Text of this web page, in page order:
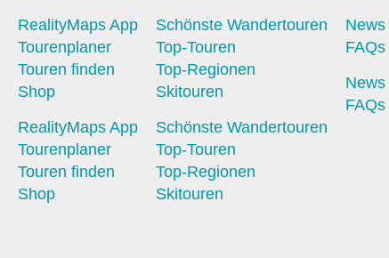
RealityMaps App
Tourenplaner
Touren finden
Shop
RealityMaps App
Tourenplaner
Touren finden
Shop
Schönste Wandertouren
Top-Touren
Top-Regionen
Skitouren
Schönste Wandertouren
Top-Touren
Top-Regionen
Skitouren
News
FAQs
News
FAQs